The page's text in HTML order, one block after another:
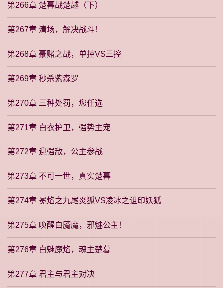
第266章 楚暮战楚越（下）
第267章 清场，解决战斗！
第268章 豪赌之战，单控VS三控
第269章 秒杀紫森罗
第270章 三种处罚，您任选
第271章 白衣护卫，强势主宠
第272章 迎强敌，公主参战
第273章 不可一世，真实楚暮
第274章 冕焰之九尾炎狐VS凌冰之诅印妖狐
第275章 唤醒白魇魔，邪魅公主！
第276章 白魅魔焰，魂主楚暮
第277章 君主与君主对决